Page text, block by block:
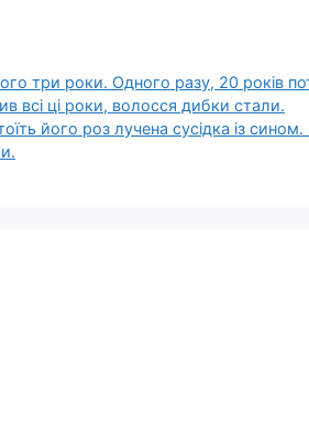
три роки. Одного разу, 20 років
всі ці роки, волосся дибки стали.
його роз лучена сусідка із